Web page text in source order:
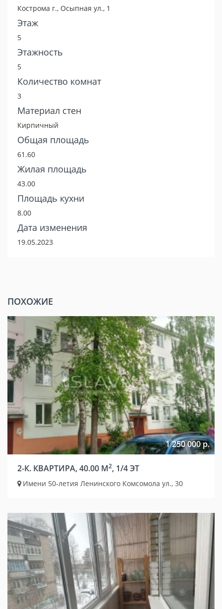
Кострома г., Осыпная ул., 1
Этаж
5
Этажность
5
Количество комнат
3
Материал стен
Кирпичный
Общая площадь
61.60
Жилая площадь
43.00
Площадь кухни
8.00
Дата изменения
19.05.2023
ПОХОЖИЕ
1 250 000 р.
2-К. КВАРТИРА, 40.00 М2, 1/4 ЭТ
Имени 50-летия Ленинского Комсомола ул., 30